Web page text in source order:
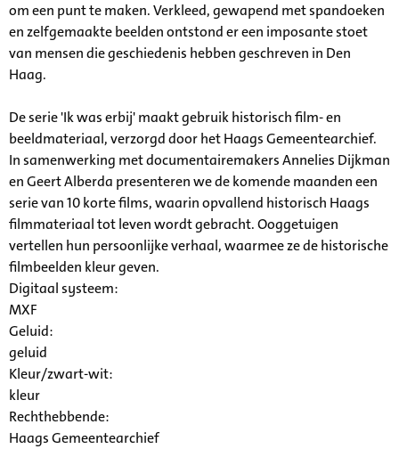
om een punt te maken. Verkleed, gewapend met spandoeken
en zelfgemaakte beelden ontstond er een imposante stoet
van mensen die geschiedenis hebben geschreven in Den
Haag.
De serie 'Ik was erbij' maakt gebruik historisch film- en
beeldmateriaal, verzorgd door het Haags Gemeentearchief.
In samenwerking met documentairemakers Annelies Dijkman
en Geert Alberda presenteren we de komende maanden een
serie van 10 korte films, waarin opvallend historisch Haags
filmmateriaal tot leven wordt gebracht. Ooggetuigen
vertellen hun persoonlijke verhaal, waarmee ze de historische
filmbeelden kleur geven.
Digitaal systeem:
MXF
Geluid:
geluid
Kleur/zwart-wit:
kleur
Rechthebbende:
Haags Gemeentearchief